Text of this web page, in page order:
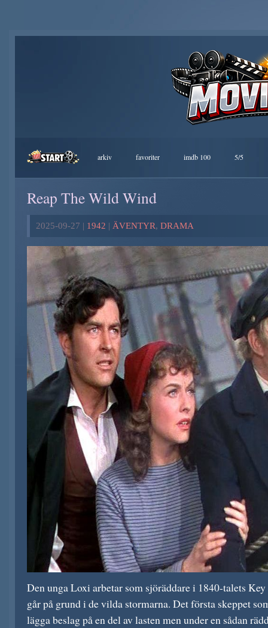
arkiv favoriter imdb 100 5/5
Reap The Wild Wind
2025-09-27 | 1942 | ÄVENTYR, DRAMA
Den unga Loxi arbetar som sjöräddare i 1840-talets
går på grund i de vilda stormarna. Det första skeppet
lägga beslag på en del av lasten men under en sådan